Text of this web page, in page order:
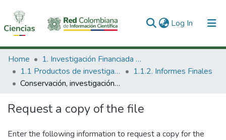
Log In (current)
Communities & Collections
All of DSpace
Home
1. Investigación Financiada con Recursos Públicos
1.1 Productos de investigación
1.1.2. Informes Finales
Conservación, investigación y manejo sostenible de serpientes venenosas colombianas de las familias Viperidae y Elapidae.
Request a copy of the file
Enter the following information to request a copy for the